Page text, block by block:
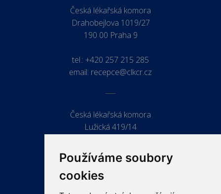
Používáme soubory
cookies
Česká lékařská komora
Drahobejlova 1019/27
190 00 Praha 9
tel.: +420 257 215 285
email: recepce@clkcr.cz
Česká lékařská komora
Lužická 419/14